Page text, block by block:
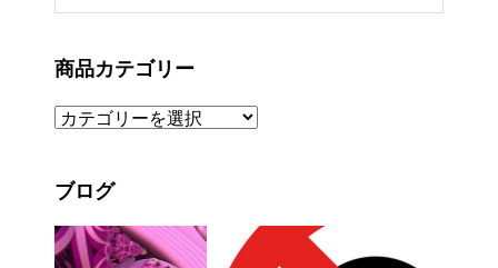
商品カテゴリー
ブログ